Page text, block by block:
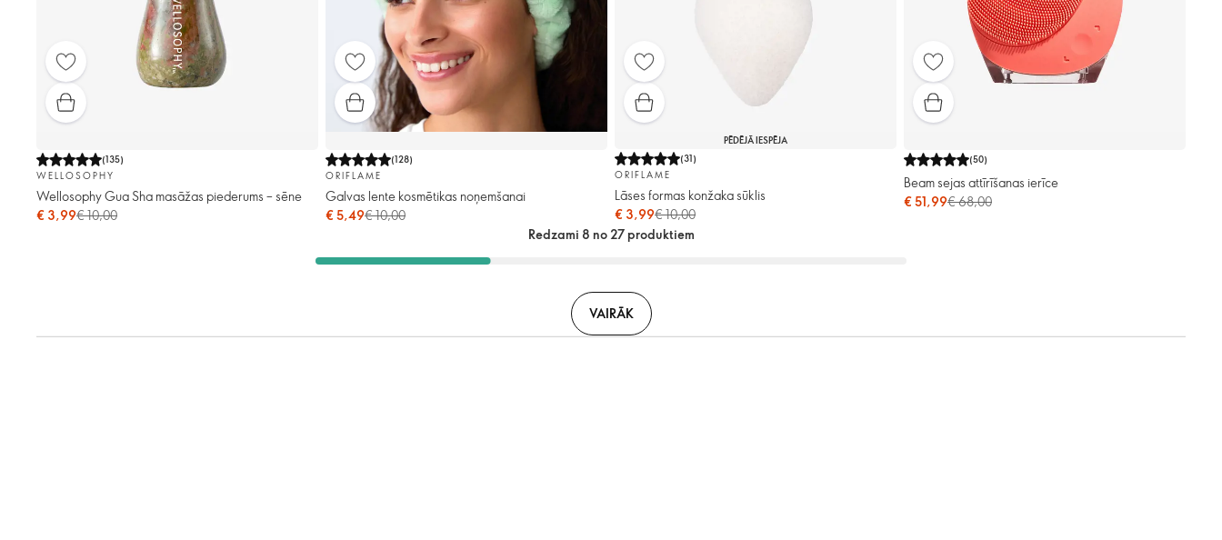
(135)
WELLOSOPHY
Wellosophy Gua Sha masāžas piederums – sēne
€ 3,99€ 10,00
(128)
ORIFLAME
Galvas lente kosmētikas noņemšanai
€ 5,49€ 10,00
PĒDĒJĀ IESPĒJA
(31)
ORIFLAME
Lāses formas konžaka sūklis
€ 3,99€ 10,00
(50)
Beam sejas attīrīšanas ierīce
€ 51,99€ 68,00
Redzami 8 no 27 produktiem
VAIRĀK